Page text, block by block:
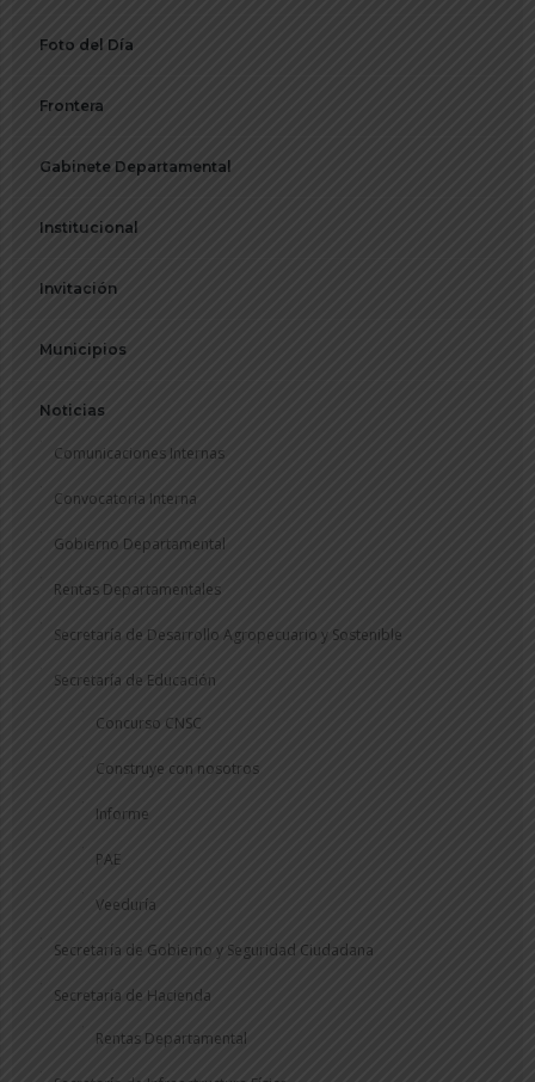
Foto del Día
Frontera
Gabinete Departamental
Institucional
Invitación
Municipios
Noticias
Comunicaciones Internas
Convocatoria Interna
Gobierno Departamental
Rentas Departamentales
Secretaría de Desarrollo Agropecuario y Sostenible
Secretaría de Educación
Concurso CNSC
Construye con nosotros
Informe
PAE
Veeduría
Secretaría de Gobierno y Seguridad Ciudadana
Secretaría de Hacienda
Rentas Departamental